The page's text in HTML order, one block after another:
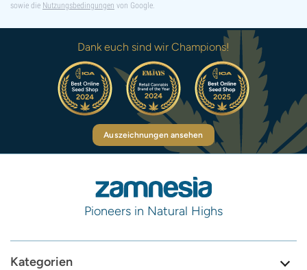
sowie die Nutzungsbedingungen von Google.
Dank euch sind wir Champions!
Auszeichnungen ansehen
Pioneers in Natural Highs
Kategorien